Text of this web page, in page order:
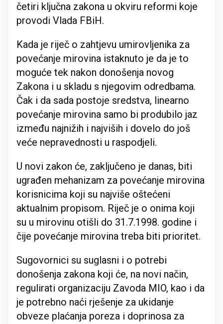
četiri ključna zakona u okviru reformi koje
provodi Vlada FBiH.
Kada je riječ o zahtjevu umirovljenika za
povećanje mirovina istaknuto je da je to
moguće tek nakon donošenja novog
Zakona i u skladu s njegovim odredbama.
Čak i da sada postoje sredstva, linearno
povećanje mirovina samo bi produbilo jaz
između najnižih i najviših i dovelo do još
veće nepravednosti u raspodjeli.
U novi zakon će, zaključeno je danas, biti
ugrađen mehanizam za povećanje mirovina
korisnicima koji su najviše oštećeni
aktualnim propisom. Riječ je o onima koji
su u mirovinu otišli do 31.7.1998. godine i
čije povećanje mirovina treba biti prioritet.
Sugovornici su suglasni i o potrebi
donošenja zakona koji će, na novi način,
regulirati organizaciju Zavoda MIO, kao i da
je potrebno naći rješenje za ukidanje
obveze plaćanja poreza i doprinosa za